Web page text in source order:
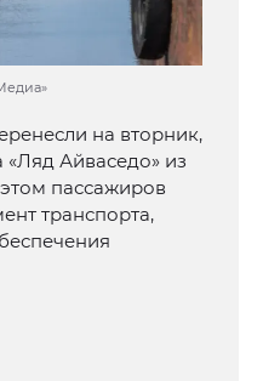
на вторник,
«Ляд Айваседо» из
пассажиров
транспорта,